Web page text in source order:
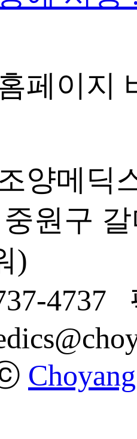
페이지
양메
원구
)
4737